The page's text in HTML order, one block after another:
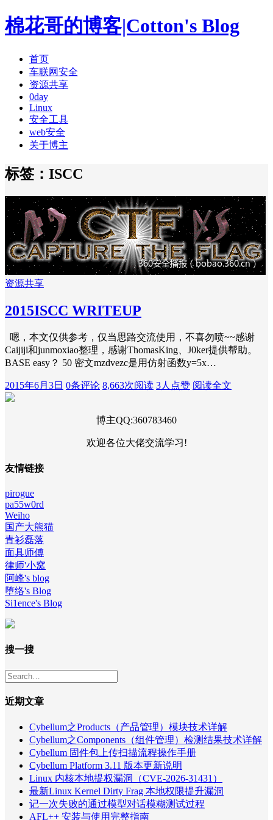
棉花哥的博客|Cotton's Blog
首页
车联网安全
资源共享
0day
Linux
安全工具
web安全
关于博主
标签：ISCC
资源共享
2015ISCC WRITEUP
嗯，本文仅供参考，仅当思路交流使用，不喜勿喷~~感谢
Caijiji和junmoxiao整理，感谢ThomasKing、J0ker提供帮助。
BASE easy？ 50 密文mzdvezc是用仿射函数y=5x…
2015年6月3日 0条评论 8,663次阅读 3人点赞 阅读全文
博主QQ:360783460
欢迎各位大佬交流学习!
友情链接
pirogue
pa55w0rd
Weiho
国产大熊猫
青衫磊落
面具师傅
律师'小窝
阿峰's blog
堕络's Blog
Si1ence's Blog
搜一搜
近期文章
Cybellum之Products（产品管理）模块技术详解
Cybellum之Components（组件管理）检测结果技术详解
Cybellum 固件包上传扫描流程操作手册
Cybellum Platform 3.11 版本更新说明
Linux 内核本地提权漏洞（CVE-2026-31431）
最新Linux Kernel Dirty Frag 本地权限提升漏洞
记一次失败的通过模型对话模糊测试过程
AFL++ 安装与使用完整指南